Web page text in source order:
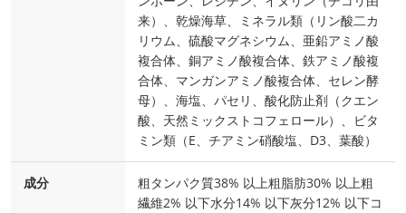
来）、乾燥海草、ミネラル類（リン酸二カ
リウム、硫酸マグネシウム、亜鉛アミノ酸
複合体、銅アミノ酸複合体、鉄アミノ酸複
合体、マンガンアミノ酸複合体、セレン酵
母）、海塩、パセリ、酸化防止剤（クエン
酸、天然ミックストコフェロール）、ビタ
ミン類（E、チアミン硝酸塩、D3、葉酸）
成分
粗タンパク質38% 以上粗脂肪30% 以上粗
繊維2% 以下水分14% 以下灰分12% 以下コ